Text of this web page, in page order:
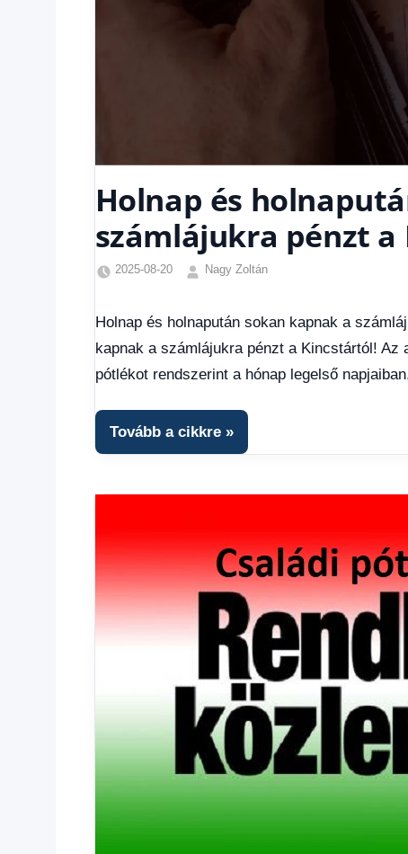
Holnap és
számlájukra pénzt
2025-08-20
Nagy Zoltán
utalása ,
Egyéb,
Friss
Holnap és holnapután sokan kapnak a
kapnak a számlájukra pénzt a Kincstártól!
pótlékot rendszerint a hónap legelső
Tovább a cikkre